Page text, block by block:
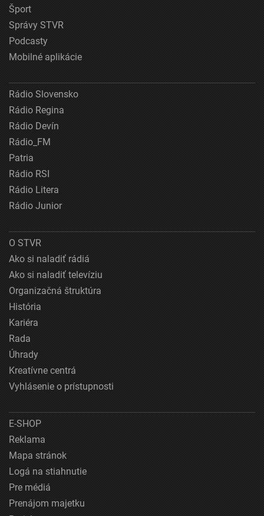
Šport
Správy STVR
Podcasty
Mobilné aplikácie
Rádio Slovensko
Rádio Regina
Rádio Devín
Rádio_FM
Patria
Rádio RSI
Rádio Litera
Rádio Junior
O STVR
Ako si naladiť rádiá
Ako si naladiť televíziu
Organizačná štruktúra
História
Kariéra
Rada
Úhrady
Kreatívne centrá
Vyhlásenie o prístupnosti
E-SHOP
Reklama
Mapa stránok
Logá na stiahnutie
Pre médiá
Prenájom majetku